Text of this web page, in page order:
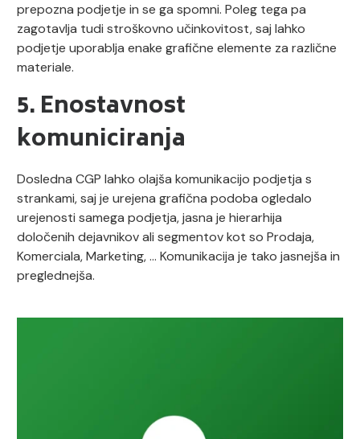
prepozna podjetje in se ga spomni. Poleg tega pa
zagotavlja tudi stroškovno učinkovitost, saj lahko
podjetje uporablja enake grafične elemente za različne
materiale.
5. Enostavnost
komuniciranja
Dosledna CGP lahko olajša komunikacijo podjetja s
strankami, saj je urejena grafična podoba ogledalo
urejenosti samega podjetja, jasna je hierarhija
določenih dejavnikov ali segmentov kot so Prodaja,
Komerciala, Marketing, … Komunikacija je tako jasnejša in
preglednejša.